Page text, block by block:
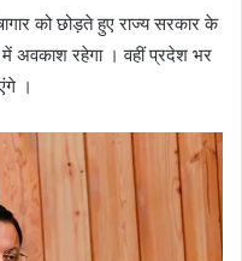
को छोड़ते हुए राज्य सरकार के
में अवकाश रहेगा । वहीं प्रदेश भर
।